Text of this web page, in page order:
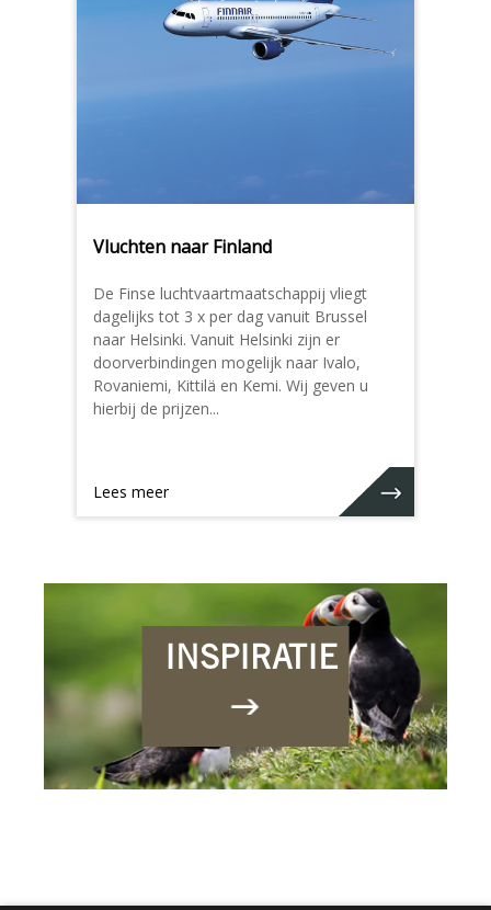
Vluchten naar Finland
De Finse luchtvaartmaatschappij vliegt
dagelijks tot 3 x per dag vanuit Brussel
naar Helsinki. Vanuit Helsinki zijn er
doorverbindingen mogelijk naar Ivalo,
Rovaniemi, Kittilä en Kemi. Wij geven u
hierbij de prijzen...
Lees meer
INSPIRATIE